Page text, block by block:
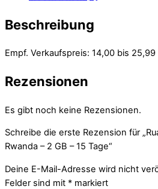
Beschreibung
Empf. Verkaufspreis: 14,00 bis 25,99
Rezensionen
Es gibt noch keine Rezensionen.
Schreibe die erste Rezension für
Rwanda – 2 GB – 15 Tage“
Deine E-Mail-Adresse wird nicht
Felder sind mit * markiert